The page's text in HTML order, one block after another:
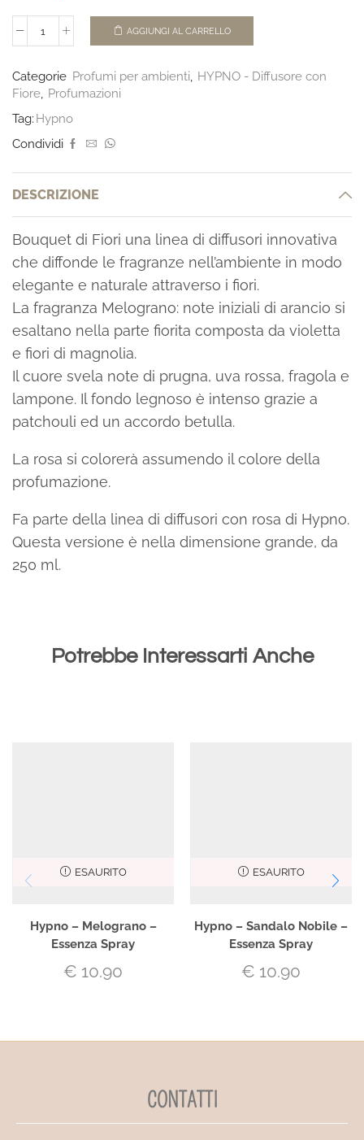
AGGIUNGI AL CARRELLO
Categorie Profumi per ambienti
HYPNO - Diffusore con
Fiore Profumazioni
Tag: Hypno
Condividi
DESCRIZIONE
Bouquet di Fiori una linea di diffusori innovativa
che diffonde le fragranze nell’ambiente in modo
elegante e naturale attraverso i fiori.
La fragranza Melograno: note iniziali di arancio si
esaltano nella parte fiorita composta da violetta
e fiori di magnolia.
Il cuore svela note di prugna, uva rossa, fragola e
lampone. Il fondo legnoso è intenso grazie a
patchouli ed un accordo betulla.
La rosa si colorerà assumendo il colore della
profumazione.
Fa parte della linea di diffusori con rosa di Hypno.
Questa versione è nella dimensione grande, da
250 ml.
Potrebbe Interessarti Anche
ESAURITO
Hypno – Melograno –
Essenza Spray
€ 10.90
ESAURITO
Hypno – Sandalo Nobile –
Essenza Spray
€ 10.90
CONTATTI